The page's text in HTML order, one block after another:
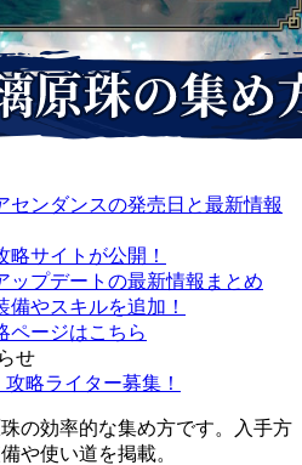
センダンスの発売日と最新情報
略サイトが公開！
ップデートの最新情報まとめ
備やスキルを追加！
ページはこちら
せ
略ライター募集！
の効率的な集め方です。入手方
や使い道を掲載。